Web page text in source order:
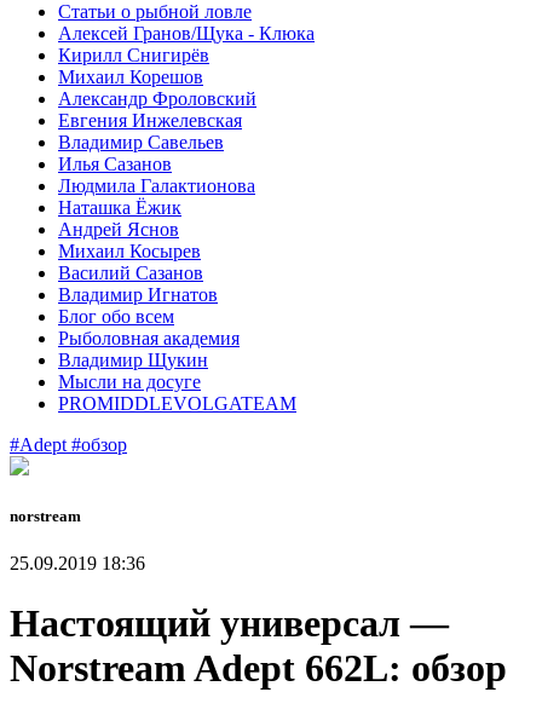
Статьи о рыбной ловле
Алексей Гранов/Щука - Клюка
Кирилл Снигирёв
Михаил Корешов
Александр Фроловский
Евгения Инжелевская
Владимир Савельев
Илья Сазанов
Людмила Галактионова
Наташка Ёжик
Андрей Яснов
Михаил Косырев
Василий Сазанов
Владимир Игнатов
Блог обо всем
Рыболовная академия
Владимир Щукин
Мысли на досуге
PROMIDDLEVOLGATEAM
#Adept #обзор
norstream
25.09.2019 18:36
Настоящий универсал —
Norstream Adept 662L: обзор